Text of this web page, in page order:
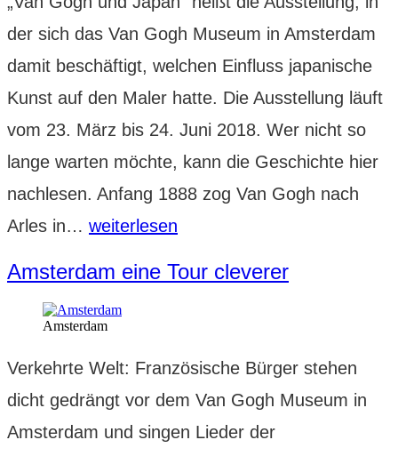
der sich das Van Gogh Museum in Amsterdam
damit beschäftigt, welchen Einfluss japanische
Kunst auf den Maler hatte. Die Ausstellung läuft
vom 23. März bis 24. Juni 2018. Wer nicht so
lange warten möchte, kann die Geschichte hier
nachlesen. Anfang 1888 zog Van Gogh nach
Arles in… Van
und
Japan:
weiterlesen
Amsterdam eine Tour cleverer
Amsterdam
Verkehrte Welt: Französische Bürger stehen
dicht gedrängt vor dem Van Gogh Museum in
Amsterdam und singen Lieder der